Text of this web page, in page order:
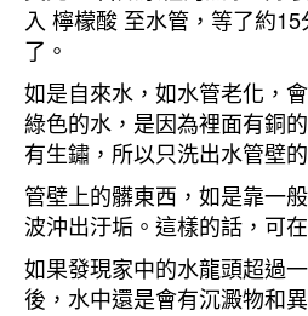
入 檸檬酸 至水管，等了約
了。
如是自來水，如水管老化，
綠色的水，是因為裡面有銅
有生鏽，所以只洗出水管壁
管壁上的髒東西，如是靠一
波沖出汙垢。這樣的話，可
如果發現家中的水龍頭超過
後，水中還是會有沉澱物和